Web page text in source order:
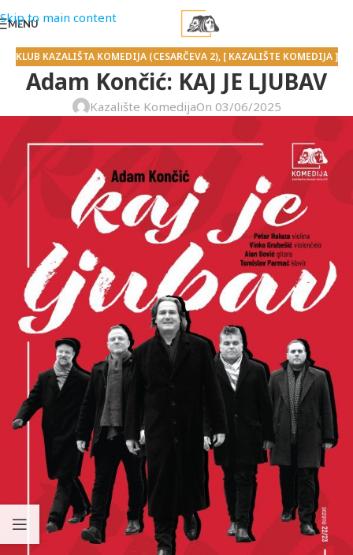
Skip to main content
MENU
KLUB KAZALIŠTA KOMEDIJA (CESARČEVA 2), [ KAZALIŠTE KOMEDIJA ]
Adam Končić: KAJ JE LJUBAV
Kazalište KomedijaOn 03/06/2025